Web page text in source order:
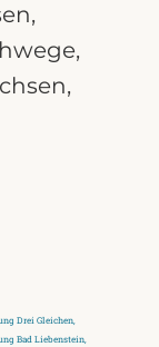
,
,
,
Drei Gleichen,
Bad Liebenstein,